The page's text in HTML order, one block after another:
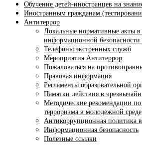
Обучение детей-иностранцев на
Иностранным гражданам
Антитеррор
Локальные нормативные акты в
информационной
Телефоны экстренных служб
Мероприятия Антитеррор
Пожаловаться на
Правовая информация
Регламенты образовательной
Памятки действия в
Методические рекомендации
терроризма в молодежной среде
Антикоррупционная политика
Информационная безопасность
Полезные ссылки